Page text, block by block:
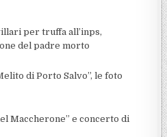
per truffa all’inps,
del padre morto
di Porto Salvo”, le foto
Maccherone” e concerto di